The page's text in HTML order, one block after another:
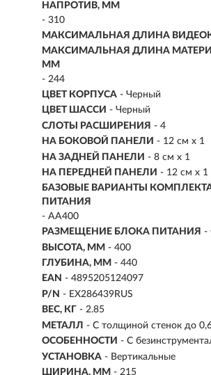
НАПРОТИВ, ММ
- 310
МАКСИМАЛЬНАЯ ДЛИНА
МАКСИМАЛЬНАЯ ДЛИНА
ММ
- 244
ЦВЕТ КОРПУСА - Черный
ЦВЕТ ШАССИ - Черный
СЛОТЫ РАСШИРЕНИЯ - 4
НА БОКОВОЙ ПАНЕЛИ - 12 см x 1
НА ЗАДНЕЙ ПАНЕЛИ - 8 см x 1
НА ПЕРЕДНЕЙ ПАНЕЛИ - 12 см x 1
БАЗОВЫЕ ВАРИАНТЫ
ПИТАНИЯ
- AA400
РАЗМЕЩЕНИЕ БЛОКА ПИТАНИЯ -
ВЫСОТА, ММ - 400
ГЛУБИНА, ММ - 440
EAN - 4895205124097
P/N - EX286439RUS
ВЕС, КГ - 2.85
МЕТАЛЛ - С толщиной стенок до
ОСОБЕННОСТИ - С
УСТАНОВКА - Вертикальные
ШИРИНА, ММ - 215